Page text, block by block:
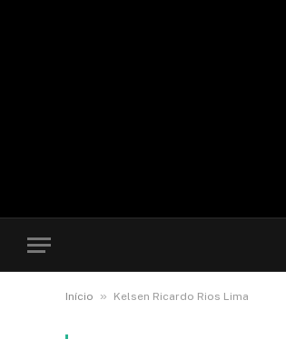
Início » Kelsen Ricardo Rios Lima